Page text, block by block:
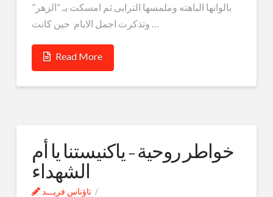
بالوانها الباهته وملمسها الترابى ثم امسكت بـ “الزهر”
Read More
خواطر روحية – ياكنيستنا يا أم
الشهداء
تاؤناس فريـــد